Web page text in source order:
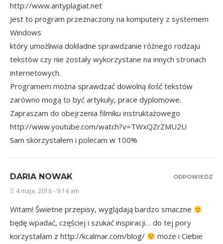
http://www.antyplagiat.net
Jest to program przeznaczony na komputery z systemem
Windows
który umożliwia dokładne sprawdzanie różnego rodzaju
tekstów czy nie zostały wykorzystane na innych stronach
internetowych.
Programem można sprawdzać dowolną ilość tekstów
zarówno mogą to być artykuły, prace dyplomowe.
Zapraszam do obejrzenia filmiku instruktażowego
http://www.youtube.com/watch?v=TWxQZrZMU2U
Sam skorzystałem i polecam w 100%
DARIA NOWAK
4 maja, 2016 - 9:14 am
Witam! Świetne przepisy, wyglądają bardzo smaczne
będę wpadać, częściej i szukać inspiracji… do tej pory
korzystałam z http://kcalmar.com/blog/
może i Ciebie
ODPOWIEDZ